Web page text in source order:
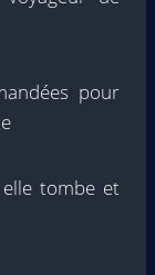
pour
tombe et